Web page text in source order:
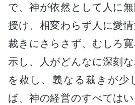
で、神が依然として人に
授け、相変わらず人に愛
裁きにさらさず、むしろ
示し、人がどんなに深刻
を赦し、義なる裁きが少
ば、神の経営のすべては